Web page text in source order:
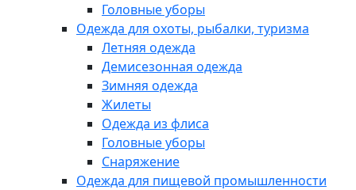
Головные уборы
Одежда для охоты, рыбалки, туризма
Летняя одежда
Демисезонная одежда
Зимняя одежда
Жилеты
Одежда из флиса
Головные уборы
Снаряжение
Одежда для пищевой промышленности